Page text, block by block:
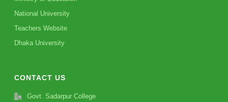
National University
Teachers Website
Dhaka University
CONTACT US
Govt. Sadarpur College